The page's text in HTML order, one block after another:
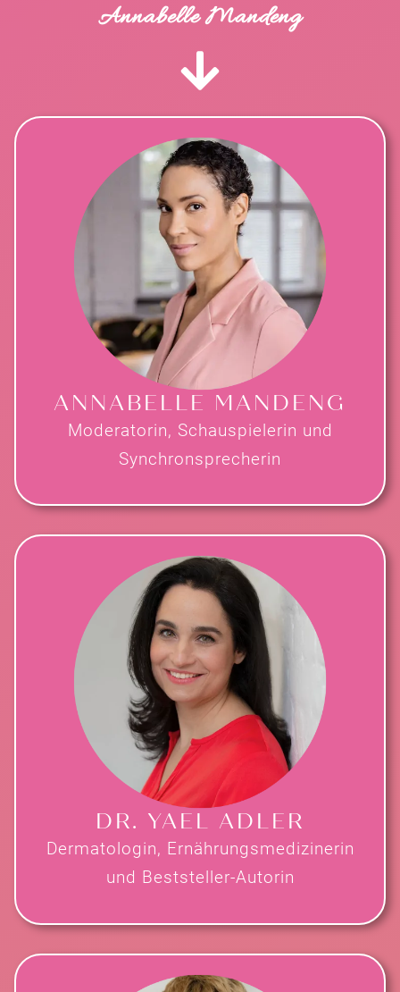
ANNABELLE MANDENG
Moderatorin, Schauspielerin und
Synchronsprecherin
Annabelle Mandeng
DR. YAEL ADLER
Dermatologin, Ernährungsmedizinerin
und Beststeller-Autorin